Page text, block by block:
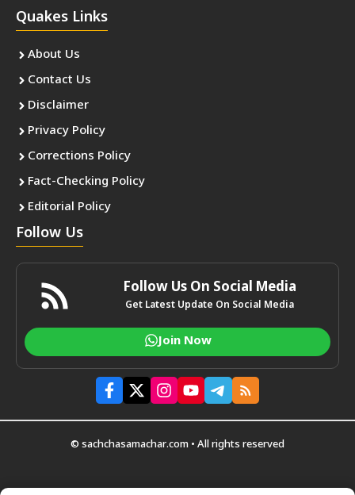
Quakes Links
About Us
Contact Us
Disclaimer
Privacy Policy
Corrections Policy
Fact-Checking Policy
Editorial Policy
Follow Us
Follow Us On Social Media
Get Latest Update On Social Media
Join Now
© sachchasamachar.com • All rights reserved